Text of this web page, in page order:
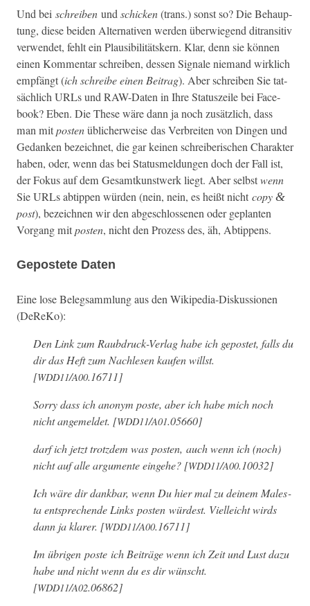
Und bei schreiben undschick­en(trans.) son­st so? Die Behaup­
tung, diese bei­den Alter­na­tiv­en wer­den über­wiegend ditran­si­tiv
ver­wen­det, fehlt ein Plau­si­bil­itätskern. Klar, denn sie kön­nen
einen Kom­men­tar schreiben, dessen Sig­nale nie­mand wirk­lich
empfängt (ich schreibe einen Beitrag). Aber schreiben Sie tat­
säch­lich URLs und RAW-Dat­en in Ihre Sta­tuszeile bei Face­
book? Eben. Die These wäre dann ja noch zusät­zlich, dass
man mitpostenüblicher­weise das Ver­bre­it­en von Din­gen und
Gedanken beze­ich­net, die gar keinen schreiberischen Charak­ter
haben, oder, wenn das bei Sta­tus­meldun­gen doch der Fall ist,
der Fokus auf dem Gesamtkunst­werk liegt. Aber selb­stwenn
Sie URLs abtip­pen wür­den (nein, nein, es heißt nichtcopy &
post), beze­ich­nen wir den abgeschlosse­nen oder geplanten
Vor­gang mitposten, nicht den Prozess des, äh, Abtippens.
Gepostete Daten
Eine lose Belegsamm­lung aus den Wikipedia-Diskus­sio­nen
(DeReKo):
Den Link zum Raub­druck-Ver­lag habe ich gepostet, falls du
dir das Heft zum Nach­le­sen kaufen willst.
[WDD11/A00.16711]
Sor­ry dass ich anonym poste, aber ich habe mich noch
nicht angemeldet. [WDD11/A01.05660]
darf ich jet­zt trotz­dem was posten, auch wenn ich (noch)
nicht auf alle argu­mente einge­he? [WDD11/A00.10032]
Ich wäre dir dankbar, wenn Du hier mal zu deinem Males­
ta entsprechende Links posten würdest. Vielle­icht wirds
dann ja klar­er. [WDD11/A00.16711]
Im übri­gen poste ich Beiträge wenn ich Zeit und Lust dazu
habe und nicht wenn du es dir wün­scht.
[WDD11/A02.06862]